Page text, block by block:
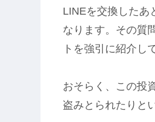
LINEを交換したあ
なります。その質
トを強引に紹介し
おそらく、この投
盗みとられたりと